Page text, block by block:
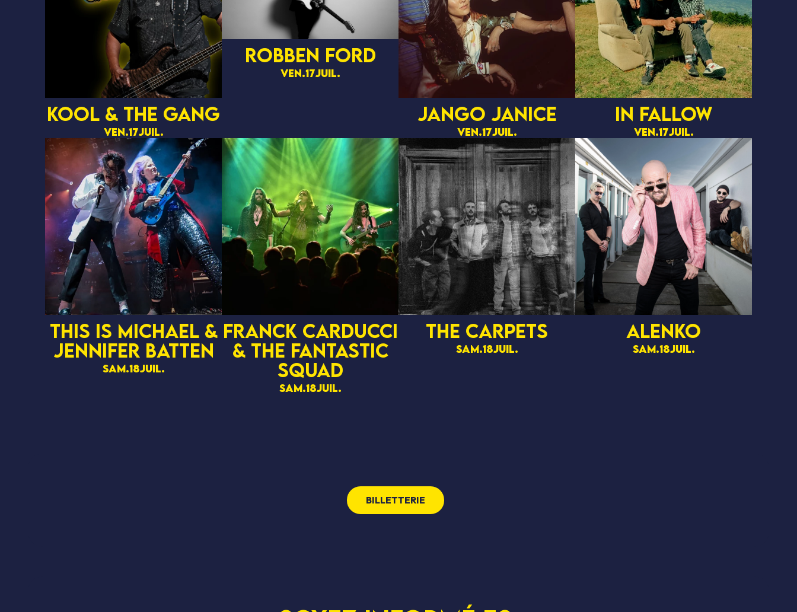
KOOL & THE GANG
ven.17juil.
ROBBEN FORD
ven.17juil.
JANGO JANICE
ven.17juil.
IN FALLOW
ven.17juil.
This is Michael &
Jennifer Batten
sam.18juil.
Franck carducci
& the fantastic
squad
sam.18juil.
THE CARPETS
sam.18juil.
ALENKO
sam.18juil.
BILLETTERIE